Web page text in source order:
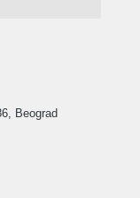
Beograd